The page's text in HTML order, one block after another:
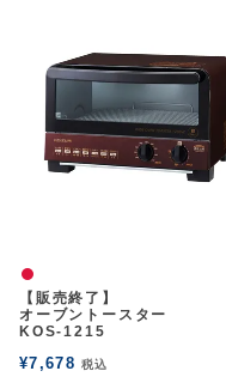
赤
【販売終了】
オーブントースター
KOS-1215
¥7,678 税込